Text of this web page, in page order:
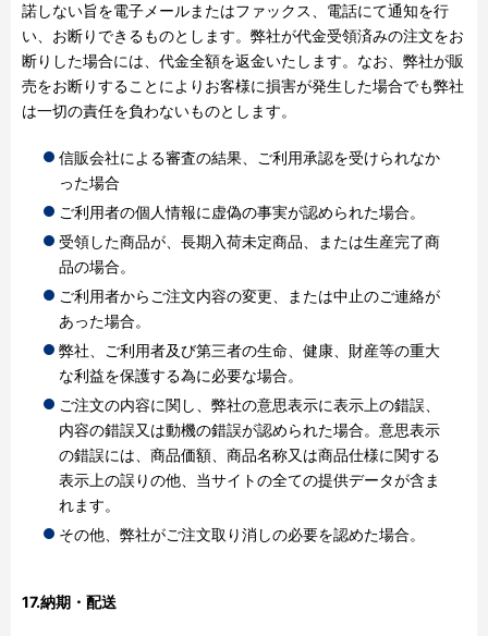
諾しない旨を電子メールまたはファックス、電話にて通知を行
い、お断りできるものとします。弊社が代金受領済みの注文をお
断りした場合には、代金全額を返金いたします。なお、弊社が販
売をお断りすることによりお客様に損害が発生した場合でも弊社
は一切の責任を負わないものとします。
信販会社による審査の結果、ご利用承認を受けられなか
った場合
ご利用者の個人情報に虚偽の事実が認められた場合。
受領した商品が、長期入荷未定商品、または生産完了商
品の場合。
ご利用者からご注文内容の変更、または中止のご連絡が
あった場合。
弊社、ご利用者及び第三者の生命、健康、財産等の重大
な利益を保護する為に必要な場合。
ご注文の内容に関し、弊社の意思表示に表示上の錯誤、
内容の錯誤又は動機の錯誤が認められた場合。意思表示
の錯誤には、商品価額、商品名称又は商品仕様に関する
表示上の誤りの他、当サイトの全ての提供データが含ま
れます。
その他、弊社がご注文取り消しの必要を認めた場合。
17.納期・配送